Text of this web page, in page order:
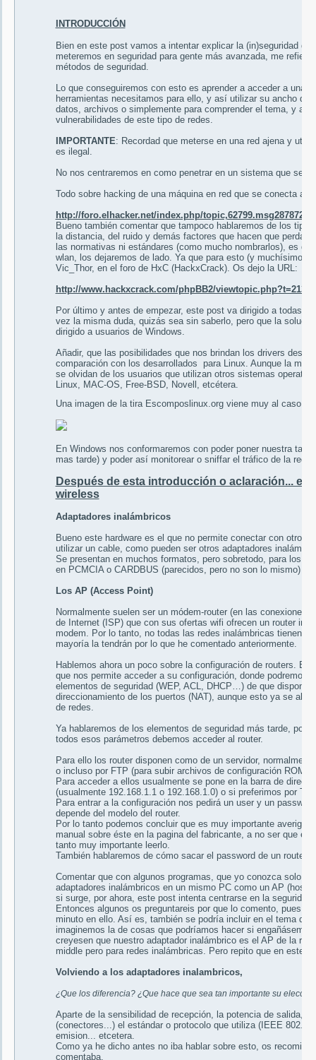
INTRODUCCIÓN
Bien en este post vamos a intentar explicar la (in)seguridad
meteremos en seguridad para gente más avanzada, me
métodos de seguridad.
Lo que conseguiremos con esto es aprender a acceder a una
herramientas necesitamos para ello, y así utilizar su ancho de
datos, archivos o simplemente para comprender el tema, y así
vulnerabilidades de este tipo de redes.
IMPORTANTE: Recordad que meterse en una red ajena y
es ilegal.
No nos centraremos en como penetrar en un sistema que se
Todo sobre hacking de una máquina en red que se conecta a
http://foro.elhacker.net/index.php/
Bueno también comentar que tampoco hablaremos de los
la distancia, del ruido y demás factores que hacen que
las normativas ni estándares (como mucho nombrarlos), es
wlan, los dejaremos de lado. Ya que para esto (y muchísimo
Vic_Thor, en el foro de HxC (HackxCrack). Os dejo la URL:
http://www.hackxcrack.com/phpBB2/viewtopic.php?t=21310
Por último y antes de empezar, este post va dirigido a todas
vez la misma duda, quizás sea sin saberlo, pero que la
dirigido a usuarios de Windows.
Añadir, que las posibilidades que nos brindan los drivers
comparación con los desarrollados para Linux. Aunque la
se olvidan de los usuarios que utilizan otros sistemas
Linux, MAC-OS, Free-BSD, Novell, etcétera.
Una imagen de la tira Escomposlinux.org viene muy al caso
En Windows nos conformaremos con poder poner nuestra
mas tarde) y poder así monitorear o sniffar el tráfico de la red.
Después de esta introducción o aclaración...
wireless
Adaptadores inalámbricos
Bueno este hardware es el que no permite conectar con otros
utilizar un cable, como pueden ser otros adaptadores
Se presentan en muchos formatos, pero sobretodo, para los
en PCMCIA o CARDBUS (parecidos, pero no son lo mismo) y
Los AP (Access Point)
Normalmente suelen ser un módem-router (en las conexiones
de Internet (ISP) que con sus ofertas wifi ofrecen un router
modem. Por lo tanto, no todas las redes inalámbricas tienen
mayoría la tendrán por lo que he comentado anteriormente.
Hablemos ahora un poco sobre la configuración de routers.
que nos permite acceder a su configuración, donde podremos
elementos de seguridad (WEP, ACL, DHCP…) de que
direccionamiento de los puertos (NAT), aunque esto ya se
de redes.
Ya hablaremos de los elementos de seguridad más tarde, por
todos esos parámetros debemos acceder al router.
Para ello los router disponen como de un servidor,
o incluso por FTP (para subir archivos de configuración ROM).
Para acceder a ellos usualmente se pone en la barra de
(usualmente 192.168.1.1 o 192.168.1.0) o si preferimos por
Para entrar a la configuración nos pedirá un user y un
depende del modelo del router.
Por lo tanto podemos concluir que es muy importante
manual sobre éste en la pagina del fabricante, a no ser que el
tanto muy importante leerlo.
También hablaremos de cómo sacar el password de un router
Comentar que con algunos programas, que yo conozca solo
adaptadores inalámbricos en un mismo PC como un AP
si surge, por ahora, este post intenta centrarse en la seguridad
Entonces algunos os preguntareis por que lo comento, pues
minuto en ello. Así es, también se podría incluir en el tema de
imaginemos la de cosas que podríamos hacer si
creyesen que nuestro adaptador inalámbrico es el AP de la
middle pero para redes inalámbricas. Pero repito que en este
Volviendo a los adaptadores inalambricos,
¿Que los diferencia? ¿Que hace que sea tan importante su
Aparte de la sensibilidad de recepción, la potencia de salida,
(conectores...) el estándar o protocolo que utiliza (IEEE
emision... etcetera.
Como ya he dicho antes no iba hablar sobre esto, os
comentaba.